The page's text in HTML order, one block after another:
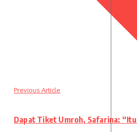
Previous Article
Dapat Tiket Umroh, Safarina: